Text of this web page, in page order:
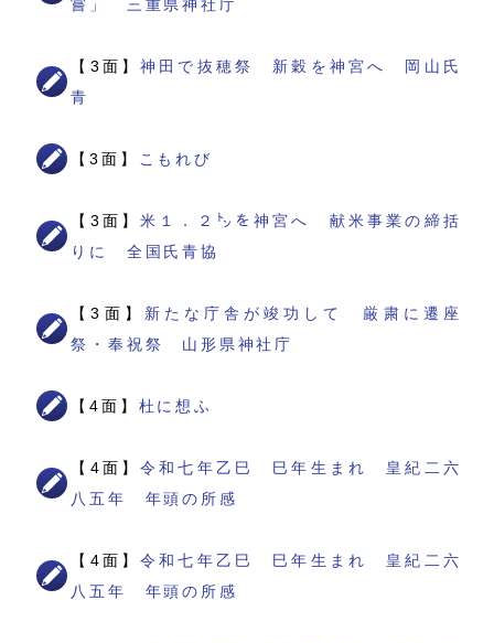
嘗」 三重県神社庁
【3面】神田で抜穂祭 新穀を神宮へ 岡山氏
青
【3面】 こもれび
【3面】米１．２㌧を神宮へ 献米事業の締括
りに 全国氏青協
【3面】 新たな庁舎が竣功して 厳粛に遷座
祭・奉祝祭 山形県神社庁
【4面】 杜に想ふ
【4面】令和七年乙巳 巳年生まれ 皇紀二六
八五年 年頭の所感
【4面】令和七年乙巳 巳年生まれ 皇紀二六
八五年 年頭の所感